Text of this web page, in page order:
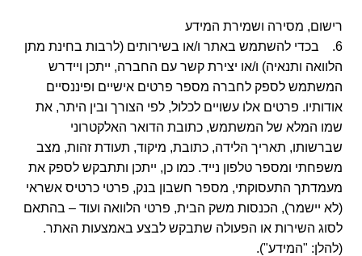
רישום, מסירה ושמירת המידע
6. בכדי להשתמש באתר ו/או בשירותים (לרבות בחינת מתן
הלוואה ותנאיה) ו/או יצירת קשר עם החברה, ייתכן ויידרש
המשתמש לספק לחברה מספר פרטים אישיים ופיננסיים
אודותיו. פרטים אלו עשויים לכלול, לפי הצורך ובין היתר, את
שמו המלא של המשתמש, כתובת הדואר האלקטרוני
שברשותו, תאריך הלידה, כתובת, מיקוד, תעודת זהות, מצב
משפחתי ומספר טלפון נייד. כמו כן, ייתכן ותתבקש לספק את
מעמדתך התעסוקתי, מספר חשבון בנק, פרטי כרטיס אשראי
(לא יישמר), הכנסות משק הבית, פרטי הלוואה ועוד – בהתאם
לסוג השירות או הפעולה שתבקש לבצע באמצעות האתר.
(להלן: "המידע").